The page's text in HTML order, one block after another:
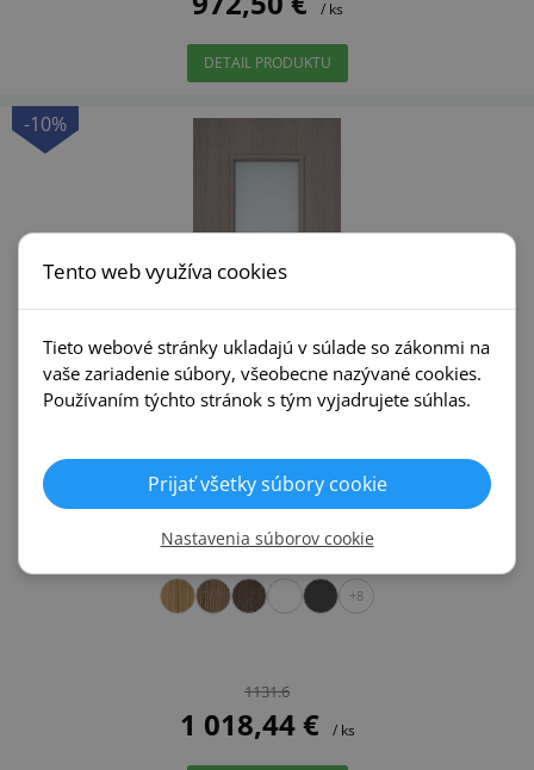
/ ks
DETAIL PRODUKTU
-10%
Dre OLIMP 30 El30 Protipožiarne
+8
1131.6
1 018,44 € / ks
Tento web využíva cookies
Tieto webové stránky ukladajú v súlade so zákonmi na
vaše zariadenie súbory, všeobecne nazývané cookies.
Používaním týchto stránok s tým vyjadrujete súhlas.
Prijať všetky súbory cookie
Nastavenia súborov cookie